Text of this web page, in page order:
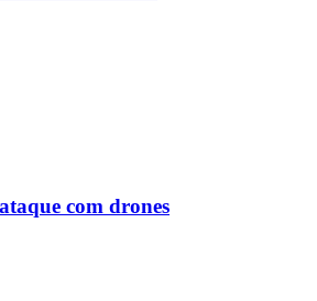
com drones